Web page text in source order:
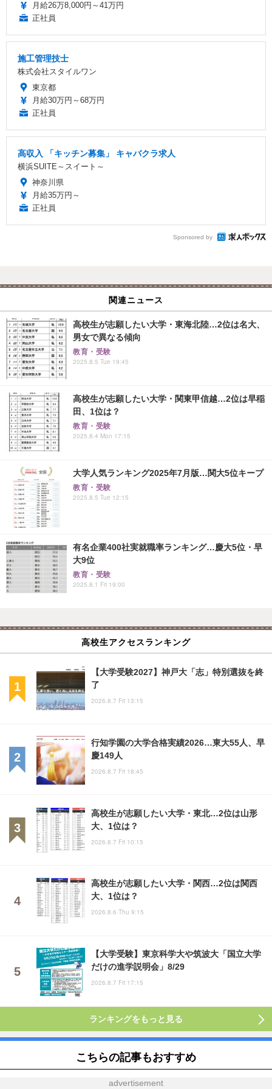
月給26万8,000円～41万円
正社員
施工管理技士
株式会社スタイルワン
東京都
月給30万円～68万円
正社員
高収入 「キッチン募集」 キャバクラ求人
横浜SUITE～スイート～
神奈川県
月給35万円～
正社員
Sponsored by
関連ニュース
高校生が志願したい大学・東海北陸…2位は名大、
男女で異なる傾向
教育・受験
2025.8.5 Tue 19:45
高校生が志願したい大学・関東甲信越…2位は早稲
田、1位は？
教育・受験
2025.8.4 Mon 17:15
大学人気ランキング2025年7月版…関大5位キープ
教育・受験
2025.8.5 Tue 12:15
有名企業400社実就職率ランキング…慶大5位・早
大9位
教育・受験
2025.8.1 Fri 19:00
高校生アクセスランキング
【大学受験2027】神戸大「志」特別選抜を終
了
2026.8.7 Fri 13:15
行知学園の大学合格実績2026…東大55人、早
慶149人
2026.8.7 Fri 18:45
高校生が志願したい大学・東北…2位は山形
大、1位は？
2026.8.7 Fri 10:15
高校生が志願したい大学・関西…2位は関西
大、1位は？
2026.8.6 Thu 9:15
【大学受験】東京科学大や筑波大「国立大学
だけの進学説明会」8/29
2026.8.7 Fri 17:15
ランキングをもっと見る
こちらの記事もおすすめ
advertisement